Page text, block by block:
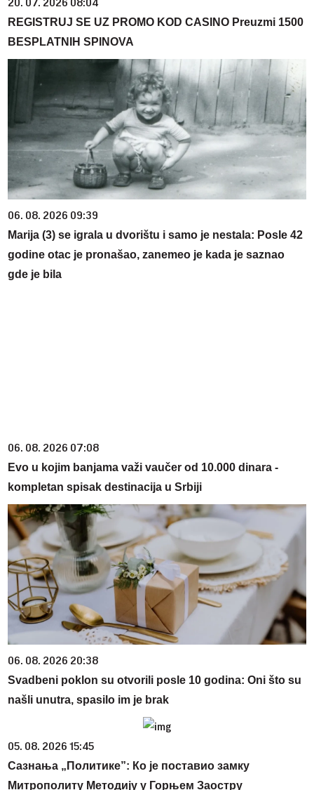
20. 07. 2026 08:04
REGISTRUJ SE UZ PROMO KOD CASINO Preuzmi 1500
BESPLATNIH SPINOVA
06. 08. 2026 09:39
Marija (3) se igrala u dvorištu i samo je nestala: Posle 42
godine otac je pronašao, zanemeo je kada je saznao
gde je bila
06. 08. 2026 07:08
Evo u kojim banjama važi vaučer od 10.000 dinara -
kompletan spisak destinacija u Srbiji
06. 08. 2026 20:38
Svadbeni poklon su otvorili posle 10 godina: Oni što su
našli unutra, spasilo im je brak
05. 08. 2026 15:45
Сазнања „Политике”: Ко је поставио замку
Митрополиту Методију у Горњем Заостру